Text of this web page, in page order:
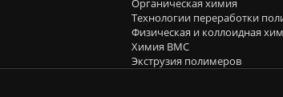
Органическая химия
Технологии переработки
Физическая и коллоидная
Химия ВМС
Экструзия полимеров